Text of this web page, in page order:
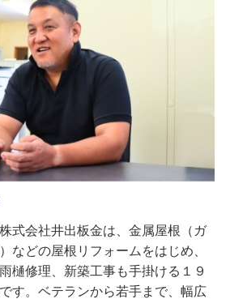
式会社井出板金は、金属屋根（ガ
などの屋根リフォームをはじめ、
樋修理、新築工事も手掛ける１９
す。ベテランから若手まで、幅広